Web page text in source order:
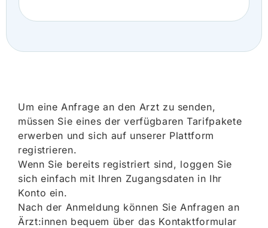
Um eine Anfrage an den Arzt zu senden,
müssen Sie eines der verfügbaren Tarifpakete
erwerben und sich auf unserer Plattform
registrieren.
Wenn Sie bereits registriert sind, loggen Sie
sich einfach mit Ihren Zugangsdaten in Ihr
Konto ein.
Nach der Anmeldung können Sie Anfragen an
Ärzt:innen bequem über das Kontaktformular